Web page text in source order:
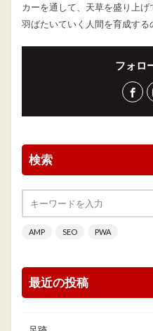
カーを通して、天草を盛り上げ
羽ばたいていく人間を育成する
フォロ
検索
AMP SEO PWA
最近の投稿